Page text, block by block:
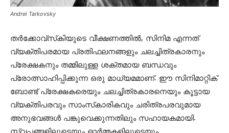
Andrei Tarkovsky
തര്‍ക്കോവ്‌സ്‌കിയുടെ വീക്ഷണത്തില്‍, സിനിമ എന്നത്
വ്യക്തിപരമായ പ്രതിഫലനങ്ങളും ചലച്ചിത്രകാരനും
പ്രേക്ഷകനും തമ്മിലുള്ള ശക്തമായ ബന്ധവും
പ്രോത്സാഹിപ്പിക്കുന്ന ഒരു മാധ്യമമാണ്. ഈ സിനിമാറ്റിക്
ബോണ്ട് പ്രേക്ഷകരെയും ചലച്ചിത്രകാരനെയും കൂട്ടായ
വ്യക്തിപരവും സാംസ്‌കാരികവും ചരിത്രപരവുമായ
അനുഭവങ്ങള്‍ പങ്കുവെക്കുന്നതിലും സഹായകമായി.